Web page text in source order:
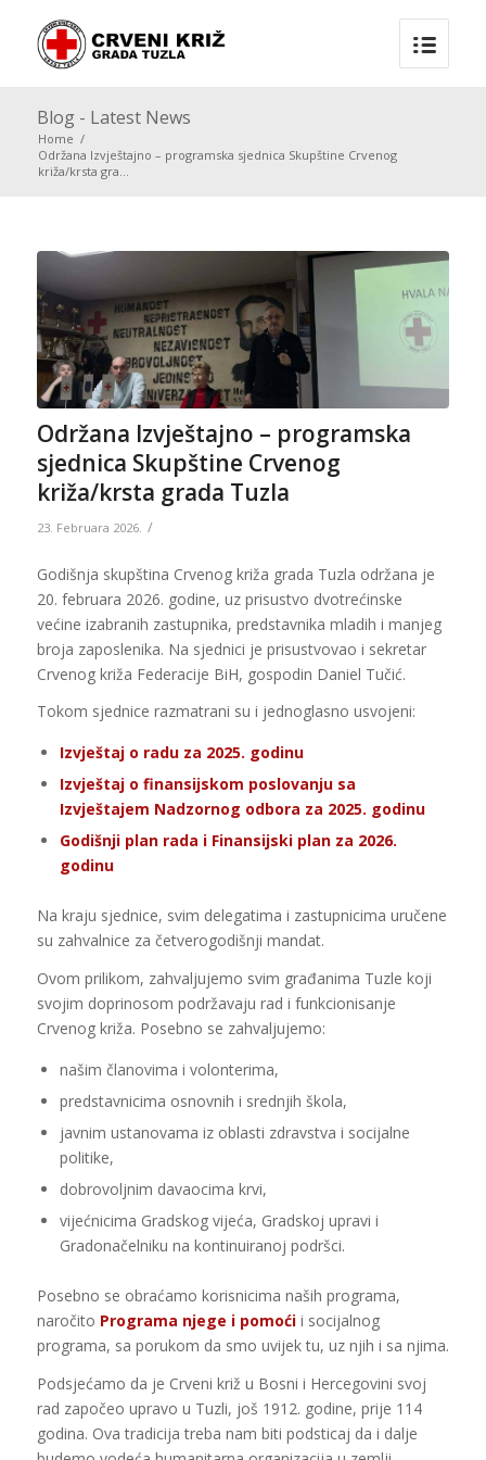
Blog - Latest News
Home /
Održana Izvještajno – programska sjednica Skupštine Crvenog
križa/krsta gra...
Održana Izvještajno – programska
sjednica Skupštine Crvenog
križa/krsta grada Tuzla
23. Februara 2026. /
Godišnja skupština Crvenog križa grada Tuzla održana je
20. februara 2026. godine, uz prisustvo dvotrećinske
većine izabranih zastupnika, predstavnika mladih i manjeg
broja zaposlenika. Na sjednici je prisustvovao i sekretar
Crvenog križa Federacije BiH, gospodin Daniel Tučić.
Tokom sjednice razmatrani su i jednoglasno usvojeni:
Izvještaj o radu za 2025. godinu
Izvještaj o finansijskom poslovanju sa
Izvještajem Nadzornog odbora za 2025. godinu
Godišnji plan rada i Finansijski plan za 2026.
godinu
Na kraju sjednice, svim delegatima i zastupnicima uručene
su zahvalnice za četverogodišnji mandat.
Ovom prilikom, zahvaljujemo svim građanima Tuzle koji
svojim doprinosom podržavaju rad i funkcionisanje
Crvenog križa. Posebno se zahvaljujemo:
našim članovima i volonterima,
predstavnicima osnovnih i srednjih škola,
javnim ustanovama iz oblasti zdravstva i socijalne
politike,
dobrovoljnim davaocima krvi,
vijećnicima Gradskog vijeća, Gradskoj upravi i
Gradonačelniku na kontinuiranoj podršci.
Posebno se obraćamo korisnicima naših programa,
naročito Programa njege i pomoćii socijalnog
programa, sa porukom da smo uvijek tu, uz njih i sa njima.
Podsjećamo da je Crveni križ u Bosni i Hercegovini svoj
rad započeo upravo u Tuzli, još 1912. godine, prije 114
godina. Ova tradicija treba nam biti podsticaj da i dalje